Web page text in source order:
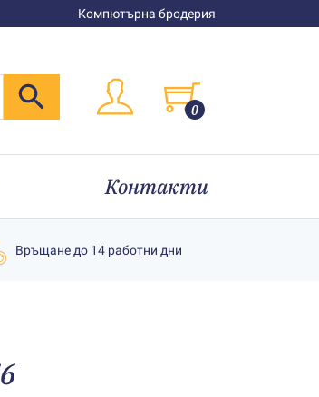
Компютърна бродерия
0
Контакти
Връщане до 14 работни дни